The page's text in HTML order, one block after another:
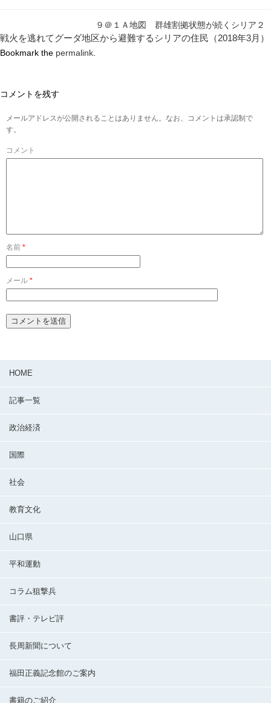
９＠１Ａ地図 群雄割拠状態が続くシリア２
戦火を逃れてグーダ地区から避難するシリアの住民（2018年3月）
Bookmark the permalink
コメントを残す
メールアドレスが公開されることはありません。なお、コメントは承認制で
す。
コメント
名前 *
メール *
HOME
記事一覧
政治経済
国際
社会
教育文化
山口県
平和運動
コラム狙撃兵
書評・テレビ評
長周新聞について
福田正義記念館のご案内
書籍のご紹介